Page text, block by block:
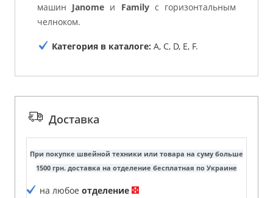
машин Janome и Familyс горизонтальным
челноком.
Категория в каталоге: A, C, D, E, F.
Доставка
При покупке швейной техники или товара на суму больше
1500 грн. доставка на отделение бесплатная по Украине
на любое отделение